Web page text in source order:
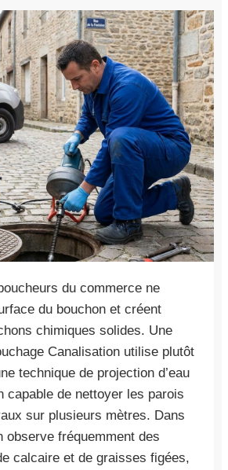
du commerce ne
du bouchon et créent
chimiques solides. Une
Canalisation utilise plutôt
technique de projection d’eau
capable de nettoyer les parois
sur plusieurs mètres. Dans
observe fréquemment des
calcaire et de graisses figées,